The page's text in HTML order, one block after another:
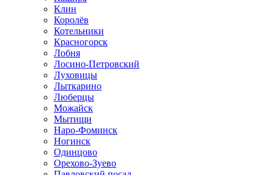
Клин
Королёв
Котельники
Красногорск
Лобня
Лосино-Петровский
Луховицы
Лыткарино
Люберцы
Можайск
Мытищи
Наро-Фоминск
Ногинск
Одинцово
Орехово-Зуево